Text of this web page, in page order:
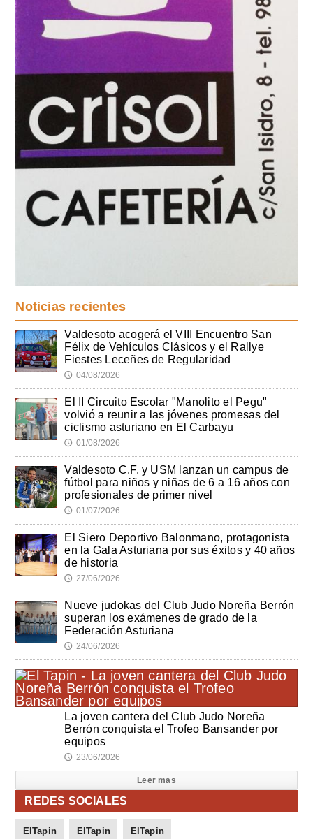
Noticias recientes
Valdesoto acogerá el VIII Encuentro San
Félix de Vehículos Clásicos y el Rallye
Fiestes Leceñes de Regularidad
🕔 04/08/2026
El II Circuito Escolar "Manolito el Pegu"
volvió a reunir a las jóvenes promesas del
ciclismo asturiano en El Carbayu
🕔 01/08/2026
Valdesoto C.F. y USM lanzan un campus de
fútbol para niños y niñas de 6 a 16 años con
profesionales de primer nivel
🕔 01/07/2026
El Siero Deportivo Balonmano, protagonista
en la Gala Asturiana por sus éxitos y 40 años
de historia
🕔 27/06/2026
Nueve judokas del Club Judo Noreña Berrón
superan los exámenes de grado de la
Federación Asturiana
🕔 24/06/2026
La joven cantera del Club Judo Noreña
Berrón conquista el Trofeo Bansander por
equipos
🕔 23/06/2026
Leer mas
REDES SOCIALES
ElTapin ElTapin ElTapin